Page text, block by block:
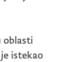
oblasti
istekao